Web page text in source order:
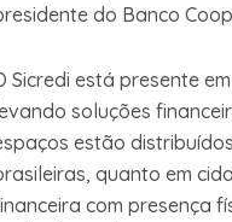
do Banco
Sicredi está presente
soluções
estão
quanto em
com presença